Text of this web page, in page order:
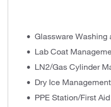
Glassware Washing
Lab Coat
LN2/Gas Cylinder
Dry Ice Management
PPE Station/First